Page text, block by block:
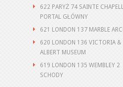
622 PARYŻ 74 SAINTE
PORTAL GŁÓWNY
621 LONDON 137 MARBLE
620 LONDON 136 VICTORIA &
ALBERT MUSEUM
619 LONDON 135 WEMBLEY 2
SCHODY